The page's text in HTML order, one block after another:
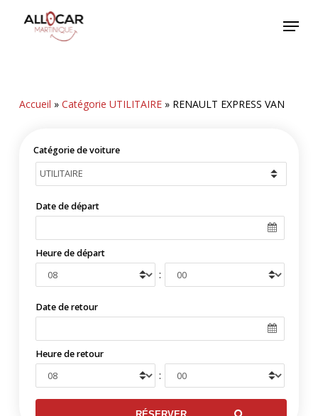
Menu
Accueil » Catégorie UTILITAIRE» RENAULT EXPRESS VAN
Catégorie de voiture
Date de départ
Heure de départ
:
Date de retour
Heure de retour
: